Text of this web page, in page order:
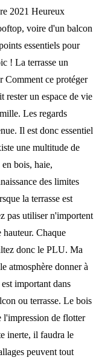
2021 Heureux
voire d'un balcon
essentiels pour
! La terrasse un
Comment ce protéger
rester un espace de vie
Les regards
Il est donc essentiel
une multitude de
bois, haie,
des limites
la terrasse est
pas utiliser n'importent
Chaque
donc le PLU. Ma
atmosphère donner à
important dans
ou terrasse. Le bois
l'impression de flotter
inerte, il faudra le
peuvent tout